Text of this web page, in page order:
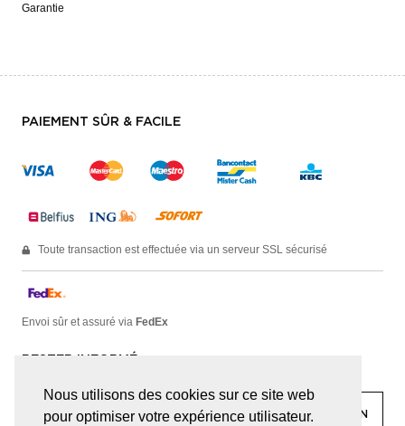
Nous utilisons des cookies sur ce site web
pour optimiser votre expérience utilisateur.
Garantie
PAIEMENT SÛR & FACILE
Toute transaction est effectuée via un serveur SSL sécurisé
Envoi sûr et assuré via FedEx
RESTER INFORMÉ